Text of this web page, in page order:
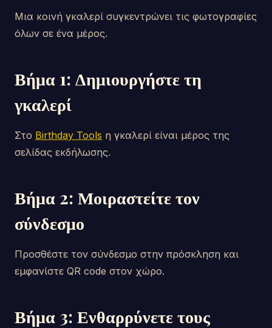
Μια κοινή γκαλερί συγκεντρώνει τις φωτογραφίες
όλων σε ένα μέρος.
Βήμα 1: Δημιουργήστε τη
γκαλερί
Στο Birthday Tools η γκαλερί είναι μέρος της
σελίδας εκδήλωσης.
Βήμα 2: Μοιραστείτε τον
σύνδεσμο
Προσθέστε τον σύνδεσμο στην πρόσκληση και
εμφανίστε QR code στον χώρο.
Βήμα 3: Ενθαρρύνετε τους